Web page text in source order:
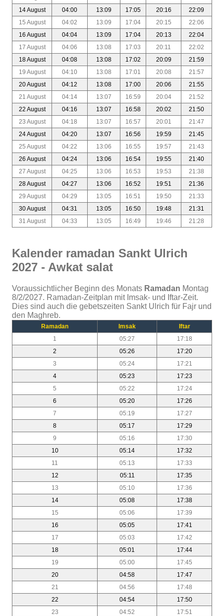
14 August
04:00 13:09 17:05 20:16
22:09
15 August
04:02 13:09 17:04 20:15
22:06
16 August
04:04 13:09 17:04 20:13
22:04
17 August
04:06 13:08 17:03 20:11
22:02
18 August
04:08 13:08 17:02 20:09
21:59
19 August
04:10 13:08 17:01 20:08
21:57
20 August
04:12 13:08 17:00 20:06
21:55
21 August
04:14 13:07 16:59 20:04
21:52
22 August
04:16 13:07 16:58 20:02
21:50
23 August
04:18 13:07 16:57 20:01
21:47
24 August
04:20 13:07 16:56 19:59
21:45
25 August
04:22 13:06 16:55 19:57
21:43
26 August
04:24 13:06 16:54 19:55
21:40
27 August
04:25 13:06 16:53 19:53
21:38
28 August
04:27 13:06 16:52 19:51
21:36
29 August
04:29 13:05 16:51 19:50
21:33
30 August
04:31 13:05 16:50 19:48
21:31
31 August
04:33 13:05 16:49 19:46 21:28
Kalender ramadan Sankt Ulrich
2027 - Awkat salat
Voraussichtlicher Beginn des Monats Ramadan Montag
8/2/2027. Ramadan-Zeitplan mit Imsak- und Iftar-Zeit.
Dies sind auch die gebetszeiten Sankt Ulrich für Fajr und
den Maghreb.
Ramadan Imsak
Iftar
1
05:27
17:18
2
05:26
17:20
3
05:24
17:21
4
05:23
17:23
5
05:22
17:24
6
05:20
17:26
7
05:19
17:27
8
05:17
17:29
9
05:16
17:30
10
05:14
17:32
11
05:13
17:33
12
05:11
17:35
13
05:10
17:36
14
05:08
17:38
15
05:06
17:39
16
05:05
17:41
17
05:03
17:42
18
05:01
17:44
19
05:00
17:45
20
04:58
17:47
21
04:56
17:48
22
04:54
17:50
23
04:52
17:51